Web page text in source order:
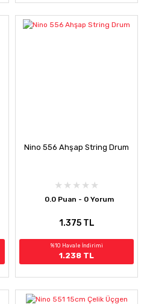
Nino 556 Ahşap String Drum
0.0 Puan - 0 Yorum
1.375 TL
%10 Havale İndirimi
1.238 TL